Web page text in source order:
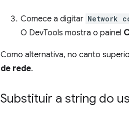
Comece a digitar Network
O DevTools mostra o painel
Como alternativa, no canto
de rede.
Substituir a string do